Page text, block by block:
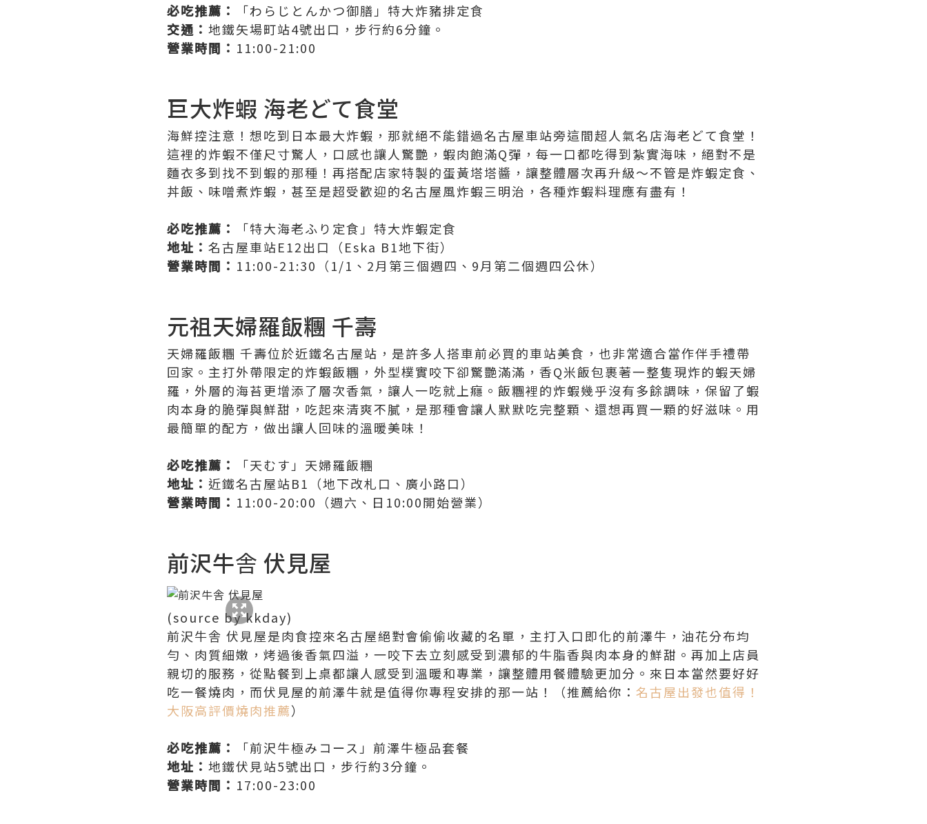
必吃推薦：
「わらじとんかつ御膳」特大炸豬排定食
交通： 地鐵矢場町站4號出口，步行約6分鐘。
營業時間： 11:00-21:00
巨大炸蝦 海老どて食堂
海鮮控注意！想吃到日本最大炸蝦，那就絕不能錯過名古屋車站旁這間超人氣名店海老どて食堂！
這裡的炸蝦不僅尺寸驚人，口感也讓人驚艷，蝦肉飽滿Q彈，每一口都吃得到紮實海味，絕對不是
麵衣多到找不到蝦的那種！再搭配店家特製的蛋黃塔塔醬，讓整體層次再升級～不管是炸蝦定食、
丼飯、味噌煮炸蝦，甚至是超受歡迎的名古屋風炸蝦三明治，各種炸蝦料理應有盡有！
必吃推薦：
「特大海老ふり定食」特大炸蝦定食
地址： 名古屋車站E12出口（Eska B1地下街）
營業時間： 11:00-21:30（1/1、2月第三個週四、9月第二個週四公休）
元祖天婦羅飯糰 千壽
天婦羅飯糰 千壽位於近鐵名古屋站，是許多人搭車前必買的車站美食，也非常適合當作伴手禮帶
回家。主打外帶限定的炸蝦飯糰，外型樸實咬下卻驚艷滿滿，香Q米飯包裹著一整隻現炸的蝦天婦
羅，外層的海苔更增添了層次香氣，讓人一吃就上癮。飯糰裡的炸蝦幾乎沒有多餘調味，保留了蝦
肉本身的脆彈與鮮甜，吃起來清爽不膩，是那種會讓人默默吃完整顆、還想再買一顆的好滋味。用
最簡單的配方，做出讓人回味的溫暖美味！
必吃推薦：
「天むす」天婦羅飯糰
地址： 近鐵名古屋站B1（地下改札口、廣小路口）
營業時間： 11:00-20:00（週六、日10:00開始營業）
前沢牛舎 伏見屋
(source by kkday)
前沢牛舎 伏見屋是肉食控來名古屋絕對會偷偷收藏的名單，主打入口即化的前澤牛，油花分布均
勻、肉質細嫩，烤過後香氣四溢，一咬下去立刻感受到濃郁的牛脂香與肉本身的鮮甜。再加上店員
親切的服務，從點餐到上桌都讓人感受到溫暖和專業，讓整體用餐體驗更加分。來日本當然要好好
吃一餐燒肉，而伏見屋的前澤牛就是值得你專程安排的那一站！（推薦給你： 名古屋出發也值得！
大阪高評價燒肉推薦）
必吃推薦：
「前沢牛極みコース」前澤牛極品套餐
地址： 地鐵伏見站5號出口，步行約3分鐘。
營業時間： 17:00-23:00